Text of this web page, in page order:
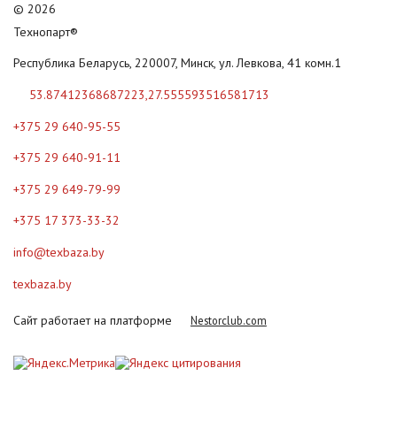
© 2026
Технопарт®
Республика Беларусь, 220007, Минск, ул. Левкова, 41 комн.1
53.87412368687223,27.555593516581713
+375 29 640-95-55
+375 29 640-91-11
+375 29 649-79-99
+375 17 373-33-32
info@texbaza.by
texbaza.by
Сайт работает на платформе Nestorclub.com